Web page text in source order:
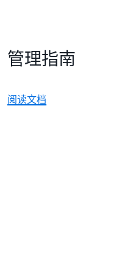
管理指南
阅读文档